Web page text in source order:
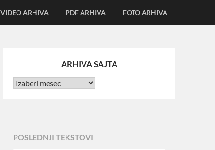
VIDEO ARHIVA PDF ARHIVA FOTO ARHIVA
ARHIVA SAJTA
POSLEDNJI TEKSTOVI